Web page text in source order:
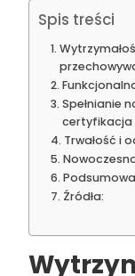
Spis treści
Spełnianie
certyfikacja
Trwałość i
Źródła: